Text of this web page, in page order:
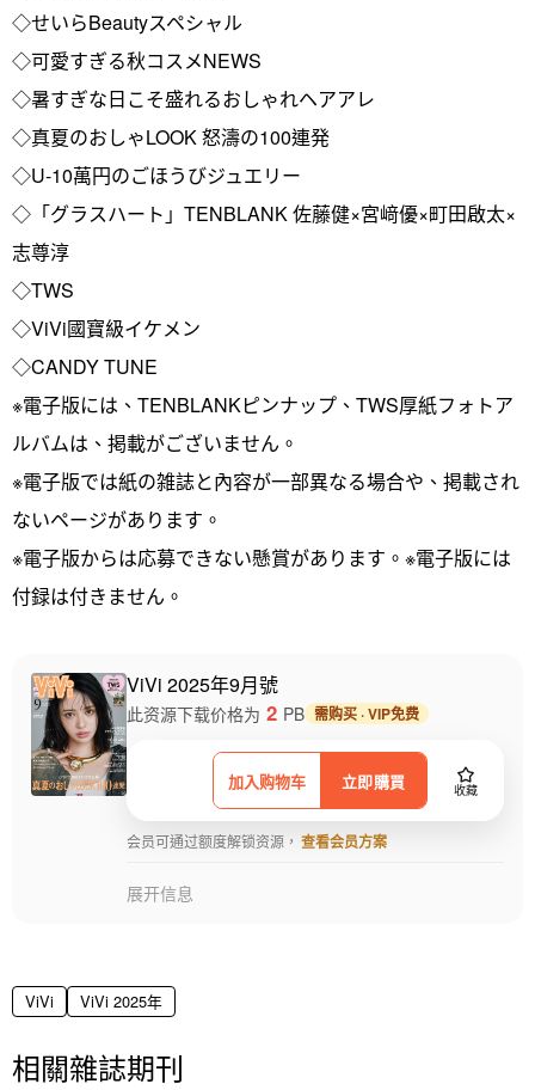
◇せいらBeautyスペシャル
◇可愛すぎる秋コスメNEWS
◇暑すぎな日こそ盛れるおしゃれヘアアレ
◇真夏のおしゃLOOK 怒濤の100連発
◇U-10萬円のごほうびジュエリー
◇「グラスハート」TENBLANK 佐藤健×宮﨑優×町田啟太×
志尊淳
◇TWS
◇ViVi國寶級イケメン
◇CANDY TUNE
※電子版には、TENBLANKピンナップ、TWS厚紙フォトア
ルバムは、掲載がございません。
※電子版では紙の雑誌と內容が一部異なる場合や、掲載され
ないページがあります。
※電子版からは応募できない懸賞があります。※電子版には
付録は付きません。
ViVi 2025年9月號
加入购物车 立即購買 收藏
此资源下载价格为 2 PB 需购买 · VIP免费
会员可通过额度解锁资源， 查看会员方案
展开信息
ViVi ViVi 2025年
相關雜誌期刊